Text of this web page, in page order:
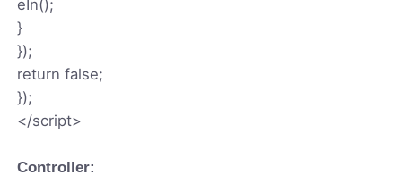
eIn();
}
});
return false;
});
</script>
Controller: